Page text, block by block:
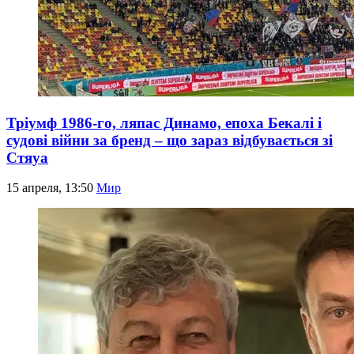
Тріумф 1986-го, ляпас Динамо, епоха Бекалі і
судові війни за бренд – що зараз відбувається зі
Стяуа
15 апреля, 13:50 Мир